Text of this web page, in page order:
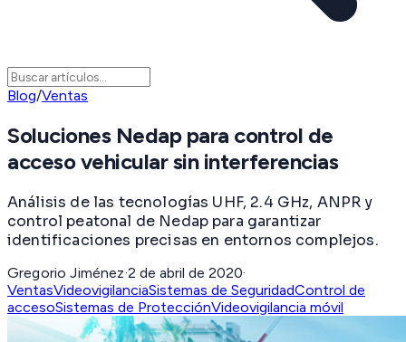
Blog/Ventas
Soluciones Nedap para control de
acceso vehicular sin interferencias
Análisis de las tecnologías UHF, 2.4 GHz, ANPR y
control peatonal de Nedap para garantizar
identificaciones precisas en entornos complejos.
Gregorio Jiménez·2 de abril de 2020·
VentasVideovigilanciaSistemas de SeguridadControl de
accesoSistemas de ProtecciónVideovigilancia móvil